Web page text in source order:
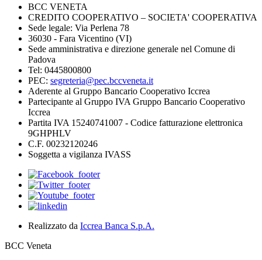
BCC VENETA
CREDITO COOPERATIVO – SOCIETA' COOPERATIVA
Sede legale: Via Perlena 78
36030 - Fara Vicentino (VI)
Sede amministrativa e direzione generale nel Comune di
Padova
Tel: 0445800800
PEC: segreteria@pec.bccveneta.it
Aderente al Gruppo Bancario Cooperativo Iccrea
Partecipante al Gruppo IVA Gruppo Bancario Cooperativo
Iccrea
Partita IVA 15240741007 - Codice fatturazione elettronica
9GHPHLV
C.F. 00232120246
Soggetta a vigilanza IVASS
Realizzato da Iccrea Banca S.p.A.
BCC Veneta